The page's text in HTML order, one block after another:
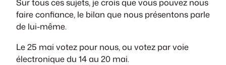
Sur tous ces sujets, je crois que vous pouvez nous
faire confiance, le bilan que nous présentons parle
de lui-même.
Le 25 mai votez pour nous, ou votez par voie
électronique du 14 au 20 mai.